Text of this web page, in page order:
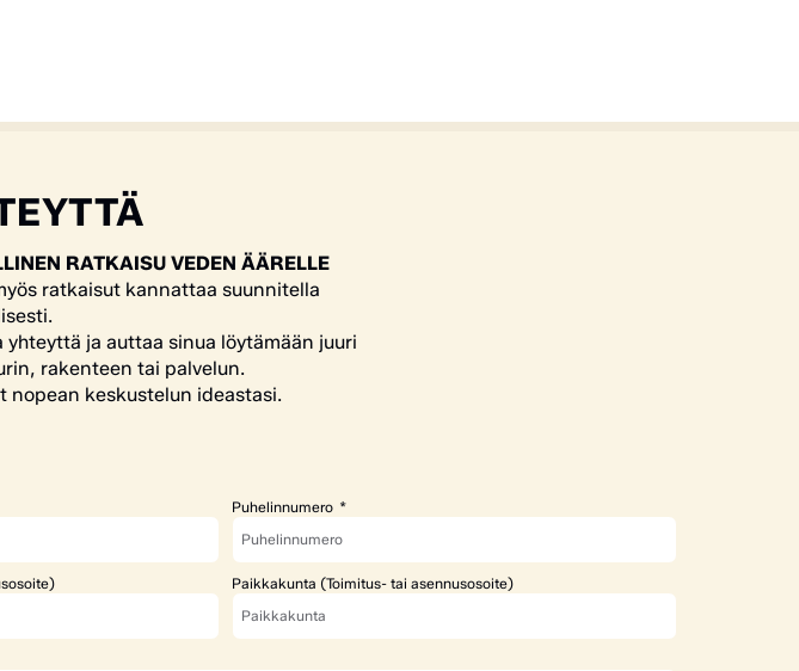
RATKAISU VEDEN ÄÄRELLE
ratkaisut kannattaa suunnitella
ja auttaa sinua löytämään juuri
rakenteen tai palvelun.
nopean keskustelun ideastasi.
Puhelinnumero
Paikkakunta (Toimitus- tai asennusosoite)